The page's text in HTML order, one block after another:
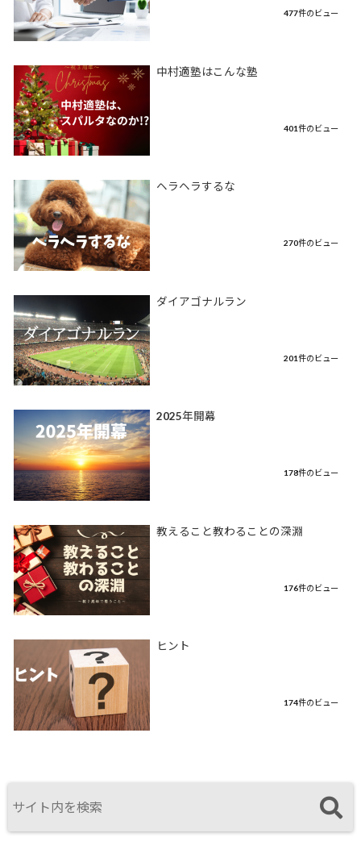
477件のビュー
中村適塾はこんな塾
401件のビュー
ヘラヘラするな
270件のビュー
ダイアゴナルラン
201件のビュー
2025年開幕
178件のビュー
教えること教わることの深淵
176件のビュー
ヒント
174件のビュー